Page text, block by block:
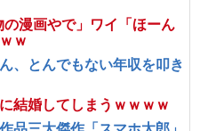
の漫画やで」ワイ「ほーん
ｗ
、とんでもない年収を叩き
結婚してしまうｗｗｗｗ